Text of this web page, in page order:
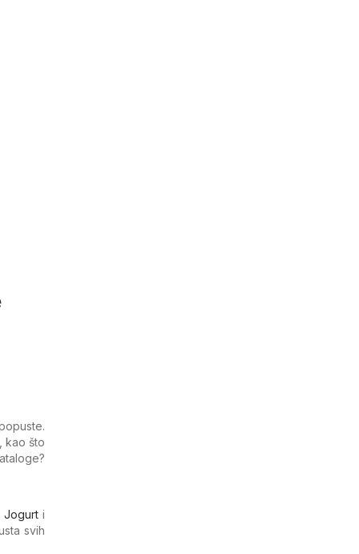
kao što
Jogurt i
svih